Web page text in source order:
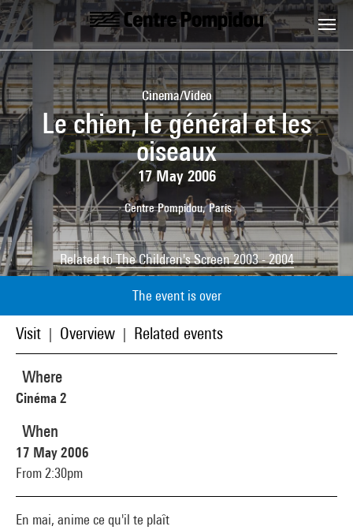
Skip to main content
Centre Pompidou
Cinema/Video
Le chien, le général et les
oiseaux
17 May 2006
Centre Pompidou, Paris
Related toThe Children's Screen 2003 - 2004
The event is over
Visit Overview Related events
En mai, anime ce qu'il te plaît
Where
Cinéma 2
When
17 May 2006
From 2:30pm